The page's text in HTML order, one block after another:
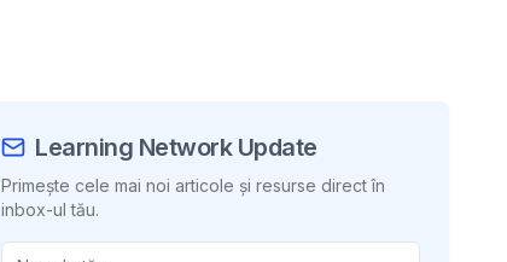
Learning Network Update
Primește cele mai noi articole și resurse direct în
inbox-ul tău.